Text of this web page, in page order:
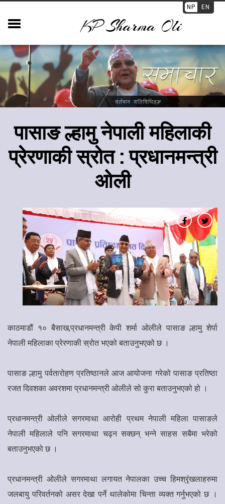
NP EN
KP Sharma Oli
पासाङ ल्हामु नेपाली महिलाकी
प्रेरणाकी स्रोत : प्रधानमन्त्री
ओली
काठमाडौं १० बैसाख,प्रधानमन्त्री केपी शर्मा ओलीले पासाङ ल्हामु शेर्पा
नेपाली महिलाका प्रेरणाकी स्रोत भएको बताउनुभएको छ ।
पासाङ ल्हामु पर्वतारोहण प्रतिष्ठानले आज आयोजना गरेको पासाङ प्रतिष्ठा
रजत दिवशका अवरशमा प्रधानमन्त्री ओलीले सो कुरा बताउनुभएको हो ।
प्रधानमन्त्री ओलीले सगरमाथा आरोही प्रथम नेपाली महिला पासाङले
नेपाली महिलाले पनि सगरमाथा चढ्न सक्छन् भन्ने साहस सबैमा भरेको
बताउनुभएको छ ।
प्रधानमन्त्री ओलीले सगरमाथा लगायत नेपालका उच्च हिमश्रृंखलाहरुमा
जलबायु परिवर्तनको असर देखा पर्ने थालेकोमा चिन्ता व्यक्त गर्नुभएको छ ।